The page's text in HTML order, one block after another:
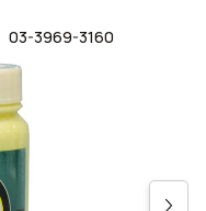
03-3969-3160